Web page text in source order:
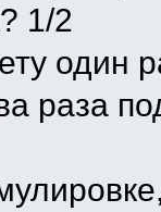
1/2
один
раза